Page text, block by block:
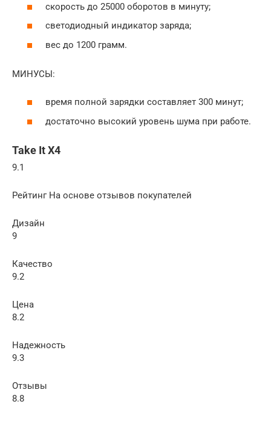
скорость до 25000 оборотов в минуту;
светодиодный индикатор заряда;
вес до 1200 грамм.
МИНУСЫ:
время полной зарядки составляет 300 минут;
достаточно высокий уровень шума при работе.
Take It X4
9.1
Рейтинг На основе отзывов покупателей
Дизайн
9
Качество
9.2
Цена
8.2
Надежность
9.3
Отзывы
8.8